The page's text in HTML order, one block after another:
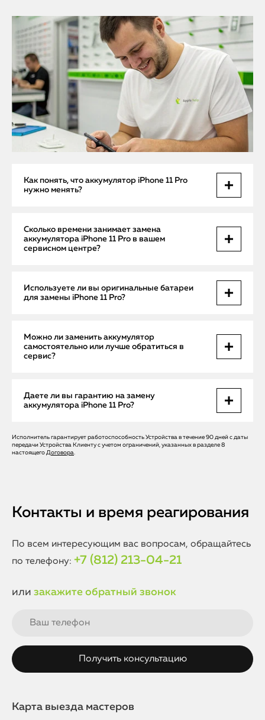
Как понять, что аккумулятор iPhone 11 Pro
нужно менять?
разряжение, неожиданные выключения, снижение
времени работы, а также замедление работы устройства
точно определить состояние батареи и необходимость
замены.
Сколько времени занимает замена
аккумулятора iPhone 11 Pro в вашем
сервисном центре?
Обычно замена аккумулятора занимает от 30 минут до 1
часа. Наши опытные мастера выполняют замену быстро и
устройства после ремонта.
Используете ли вы оригинальные батареи
для замены iPhone 11 Pro?
исключительно оригинальные или высококачественные
аналоги с сертификатами соответствия. Это обеспечивает
Можно ли заменить аккумулятор
самостоятельно или лучше обратиться в
сервис?
Самостоятельная замена аккумулятора iPhone 11 Pro
сопряжена с риском повреждения устройства и потери
гарантии. Мы рекомендуем обращаться только к
ремонта и корректную установку нового аккумулятора с
сохранением всех функций смартфона.
Даете ли вы гарантию на замену
аккумулятора iPhone 11 Pro?
Да, на все работы и установленные аккумуляторы в Apple
Help предоставляется гарантия. Это подтверждает нашу
Исполнитель гарантирует работоспособность Устройства в течение 90 дней с даты
передачи Устройства Клиенту с учетом ограничений, указанных в разделе 8
настоящего Договора.
Контакты и время реагирования
По всем интересующим вас вопросам, обращайтесь
по телефону: +7 (812) 213-04-21
или закажите обратный звонок
Карта выезда мастеров